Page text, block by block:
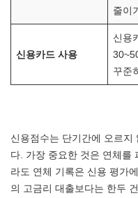
줄이
신용카드 사용
신용
꾸준
신용점수는 단기간에 오르지
다. 가장 중요한 것은 연체를
라도 연체 기록은 신용 평가
의 고금리 대출보다는 한두